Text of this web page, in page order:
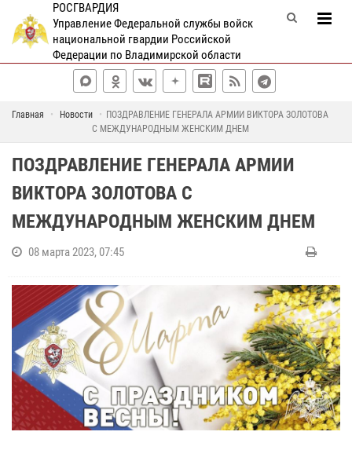
РОСГВАРДИЯ
Управление Федеральной службы войск
национальной гвардии Российской
Федерации по Владимирской области
Главная Новости
ПОЗДРАВЛЕНИЕ ГЕНЕРАЛА АРМИИ ВИКТОРА ЗОЛОТОВА
С МЕЖДУНАРОДНЫМ ЖЕНСКИМ ДНЕМ
ПОЗДРАВЛЕНИЕ ГЕНЕРАЛА АРМИИ
ВИКТОРА ЗОЛОТОВА С
МЕЖДУНАРОДНЫМ ЖЕНСКИМ ДНЕМ
08 марта 2023, 07:45